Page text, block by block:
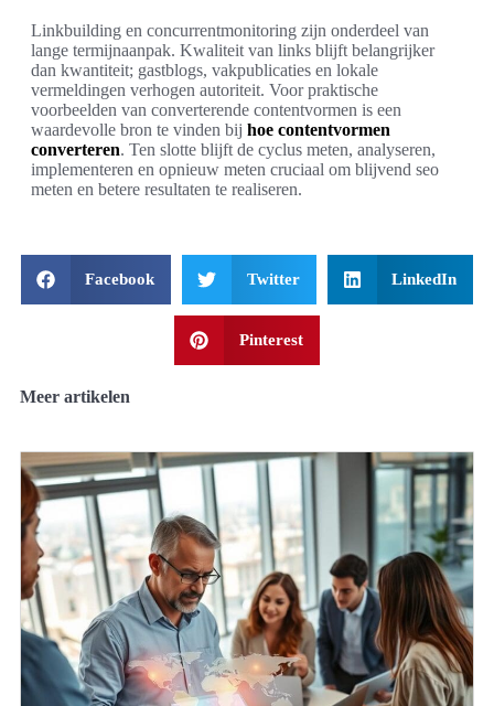
Linkbuilding en concurrentmonitoring zijn onderdeel van
lange termijnaanpak. Kwaliteit van links blijft belangrijker
dan kwantiteit; gastblogs, vakpublicaties en lokale
vermeldingen verhogen autoriteit. Voor praktische
voorbeelden van converterende contentvormen is een
waardevolle bron te vinden bij hoe contentvormen
converteren. Ten slotte blijft de cyclus meten, analyseren,
implementeren en opnieuw meten cruciaal om blijvend seo
meten en betere resultaten te realiseren.
Facebook Twitter LinkedIn
Pinterest
Meer artikelen